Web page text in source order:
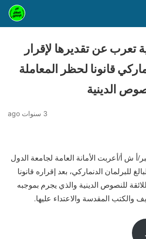
تعرب عن تقديرها لإقرار
قانونا لحظر المعاملة
الدينية
3 سنوات ago
في 18 ديسمبر/أ ش أ/أعربت الأمانة العامة لجامعة الدول
للبرلمان الدنماركي، بعد إقراره قانونا
للنصوص الدينية والذي يجرم بموجبه
المقدسة والاعتداء عليها.